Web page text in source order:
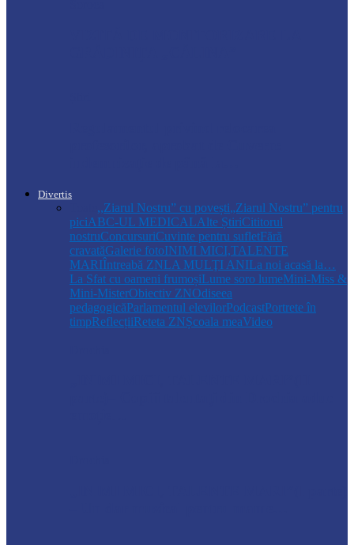
Divertis
,,Ziarul Nostru” cu povești„Ziarul Nostru” pentru
piciABC-UL MEDICALAlte ȘtiriCititorul
nostruConcursuriCuvinte pentru sufletFără
cravatăGalerie fotoINIMI MICI,TALENTE
MARIÎntreabă ZNLA MULŢI ANILa noi acasă la…
La Sfat cu oameni frumoșiLume soro lumeMini-Miss &
Mini-MisterObiectiv ZNOdiseea
pedagogicăParlamentul elevilorPodcastPortrete în
timpReflecțiiReteta ZNȘcoala meaVideo